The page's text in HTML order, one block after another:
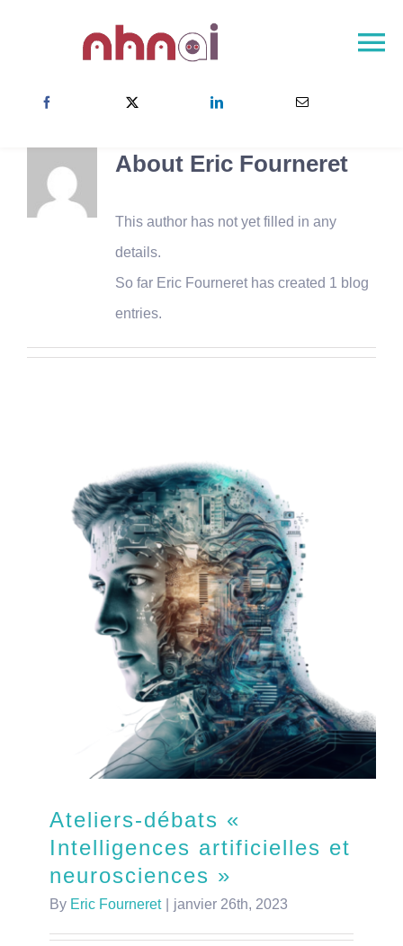
Accueil
Le réseau NHNAI
Résultats
Choisissez votre pays
About Eric Fourneret
This author has not yet filled in any
details.
So far Eric Fourneret has created 1 blog
entries.
Ateliers-débats «
Intelligences artificielles et
neurosciences »
By Eric Fourneret janvier 26th, 2023